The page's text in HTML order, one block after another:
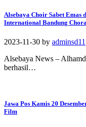
Alsebaya Choir Sabet
International Bandung
2023-11-30 by adminsd11
Alsebaya News –
berhasil…
Jawa Pos Kamis 20
Film